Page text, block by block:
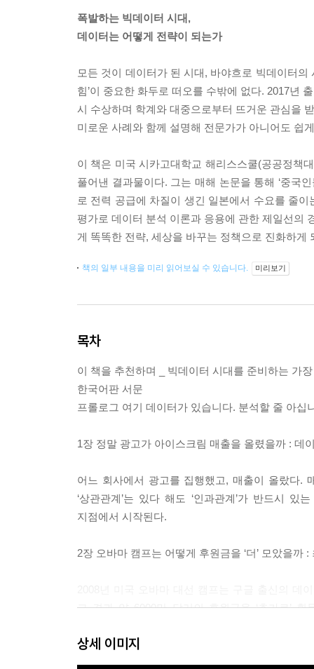
폭발하는 빅데이터 시대,
데이터는 어떻게 전략이 되는가
모든 것이 데이터가 된 시대, 바야흐로 빅데이터
힘’이 중요한 화두로 떠오를 수밖에 없다. 2017년
시 수상하며 학계와 대중으로부터 뜨거운 관심을
미로운 사례와 함께 설명해 전문가가 아니어도 쉽
이 책은 미국 시카고대학교 해리스스쿨(공공정책
풀어낸 결과물이다. 그는 매해 논문을 통해 ‘중국
로 전력 공급에 차질이 생긴 일본에서 수요를 줄
평가로 데이터 분석 이론과 응용에 관한 제일선의
게 똑똑한 전략, 세상을 바꾸는 정책으로 진화하게
책의 일부 내용을 미리 읽어보실 수 있습니다. 미리보기
목차
이 책을 추천하며 _ 빅데이터 시대를 준비하는 가
한국어판 서문
프롤로그 여기 데이터가 있습니다. 분석할 줄 아십
1장 정말 광고가 아이스크림 매출을 올렸을까 : 데
어느 회사에서 광고를 집행했고, 매출이 올랐다.
‘상관관계’는 있다 해도 ‘인과관계’가 반드시
지점에서 시작된다.
2장 오바마 캠프는 어떻게 후원금을 ‘더’ 모았을까
그 결과 약 6000만 달러의 후원금을 ‘추가로’
3장 70세가 되자 병원을 많이 가기 시작했다 : 급격
상세 이미지